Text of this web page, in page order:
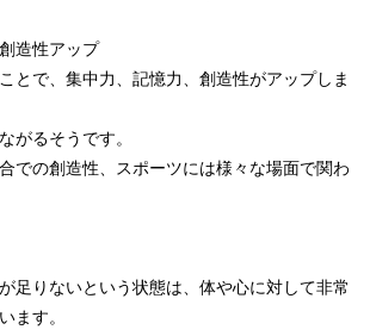
造性アップ
とで、集中力、記憶力、創造性がアップしま
がるそうです。
での創造性、スポーツには様々な場面で関わ
足りないという状態は、体や心に対して非常
ます。